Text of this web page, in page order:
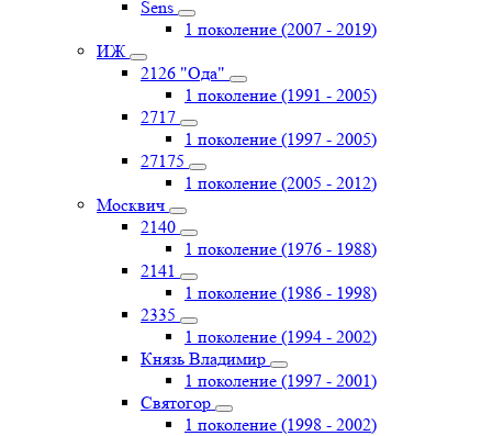
Sens
1 поколение (2007 - 2019)
ИЖ
2126 "Ода"
1 поколение (1991 - 2005)
2717
1 поколение (1997 - 2005)
27175
1 поколение (2005 - 2012)
Москвич
2140
1 поколение (1976 - 1988)
2141
1 поколение (1986 - 1998)
2335
1 поколение (1994 - 2002)
Князь Владимир
1 поколение (1997 - 2001)
Святогор
1 поколение (1998 - 2002)